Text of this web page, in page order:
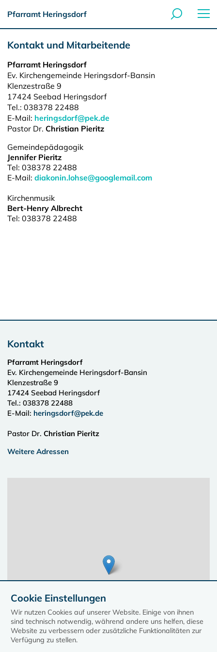
Pfarramt Heringsdorf
Kontakt und Mitarbeitende
Pfarramt Heringsdorf
Ev. Kirchengemeinde Heringsdorf-Bansin
Klenzestraße 9
17424 Seebad Heringsdorf
Tel.: 038378 22488
E-Mail: heringsdorf@pek.de
Pastor Dr. Christian Pieritz
Gemeindepädagogik
Jennifer Pieritz
Tel: 038378 22488
E-Mail: diakonin.lohse@googlemail.com
Kirchenmusik
Bert-Henry Albrecht
Tel: 038378 22488
Kontakt
Pfarramt Heringsdorf
Ev. Kirchengemeinde Heringsdorf-Bansin
Klenzestraße 9
17424 Seebad Heringsdorf
Tel.: 038378 22488
E-Mail: heringsdorf@pek.de
Pastor Dr. Christian Pieritz
Weitere Adressen
Cookie Einstellungen
Wir nutzen Cookies auf unserer Website. Einige von ihnen
sind technisch notwendig, während andere uns helfen, diese
Website zu verbessern oder zusätzliche Funktionalitäten zur
Verfügung zu stellen.